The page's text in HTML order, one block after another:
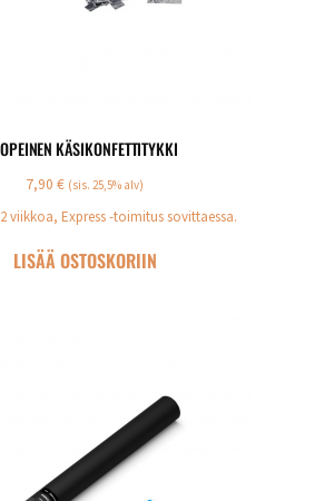
KÄSIKONFETTITYKKI
7,90 € (sis. 25,5% alv)
viikkoa, Express -toimitus sovittaessa.
LISÄÄ OSTOSKORIIN